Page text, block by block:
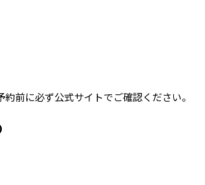
前に必ず公式サイトでご確認ください。